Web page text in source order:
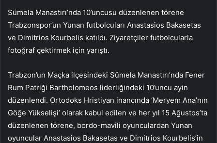
Sümela Manastırı’nda 10’uncusu düzenlenen törene
Trabzonspor’un Yunan futbolcuları Anastasios Bakasetas
ve Dimitrios Kourbelis katıldı. Ziyaretçiler futbolcularla
fotoğraf çektirmek için yarıştı.
Trabzon’un Maçka ilçesindeki Sümela Manastırı’nda Fener
Rum Patriği Bartholomeos liderliğindeki 10’uncu ayin
düzenlendi. Ortodoks Hristiyan inancında ‘Meryem Ana’nın
Göğe Yükselişi’ olarak kabul edilen ve her yıl 15 Ağustos’ta
düzenlenen törene, bordo-mavili oyunculardan Yunan
oyuncular Anastasios Bakasetas ve Dimitrios Kourbelis’in